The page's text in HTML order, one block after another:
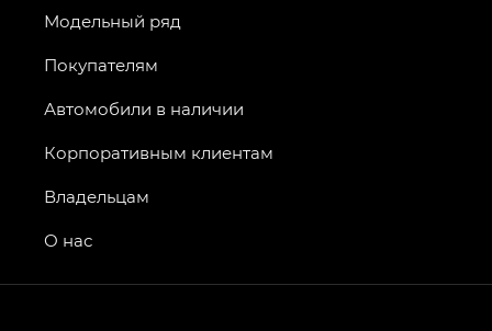
Модельный ряд
Покупателям
Автомобили в наличии
Корпоративным клиентам
Владельцам
О нас